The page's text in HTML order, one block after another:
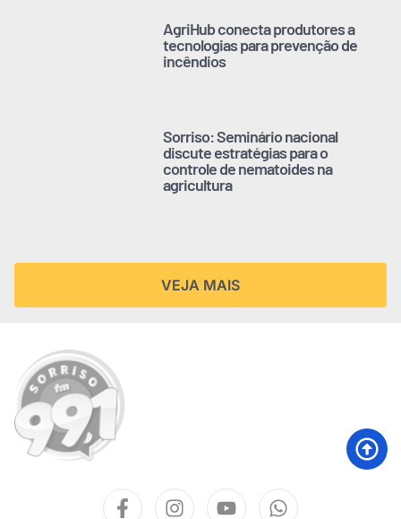
AgriHub conecta produtores a
tecnologias para prevenção de
incêndios
Sorriso: Seminário nacional
discute estratégias para o
controle de nematoides na
agricultura
VEJA MAIS